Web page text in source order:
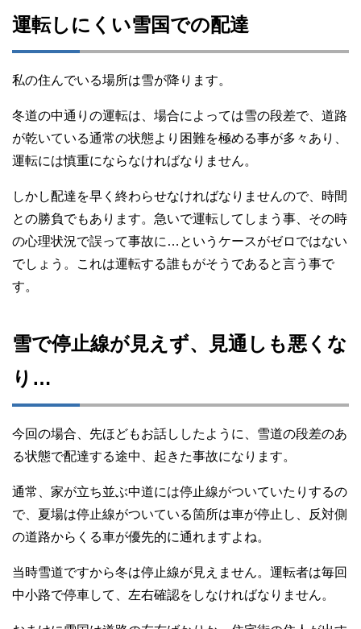
運転しにくい雪国での配達
私の住んでいる場所は雪が降ります。
冬道の中通りの運転は、場合によっては雪の段差で、道路
が乾いている通常の状態より困難を極める事が多々あり、
運転には慎重にならなければなりません。
しかし配達を早く終わらせなければなりませんので、時間
との勝負でもあります。急いで運転してしまう事、その時
の心理状況で誤って事故に…というケースがゼロではない
でしょう。これは運転する誰もがそうであると言う事で
す。
雪で停止線が見えず、見通しも悪くな
り…
今回の場合、先ほどもお話ししたように、雪道の段差のあ
る状態で配達する途中、起きた事故になります。
通常、家が立ち並ぶ中道には停止線がついていたりするの
で、夏場は停止線がついている箇所は車が停止し、反対側
の道路からくる車が優先的に通れますよね。
当時雪道ですから冬は停止線が見えません。運転者は毎回
中小路で停車して、左右確認をしなければなりません。